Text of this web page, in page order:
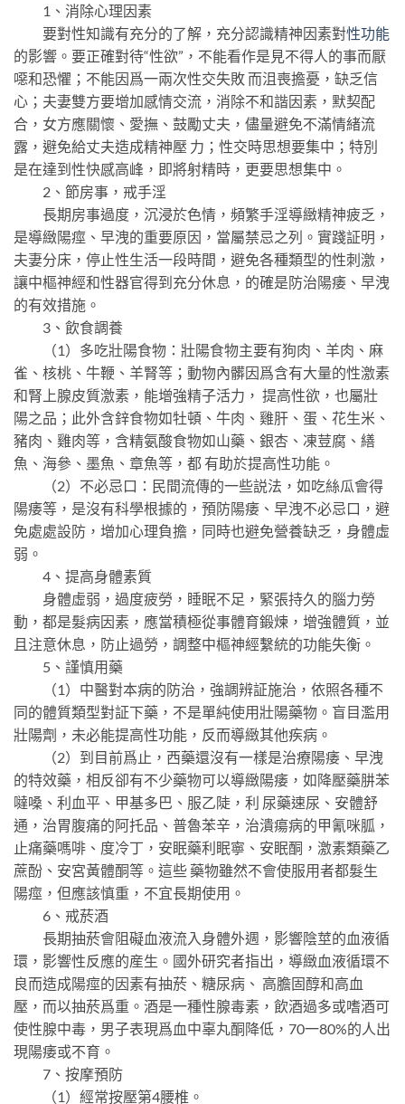
1、消除心理因素
要對性知識有充分的了解，充分認識精神因素對性功能
的影響。要正確對待“性欲”，不能看作是見不得人的事而厭
噁和恐懼；不能因爲一兩次性交失敗 而沮喪擔憂，缺乏信
心；夫妻雙方要增加感情交流，消除不和諧因素，默契配
合，女方應關懷、愛撫、鼓勵丈夫，儘量避免不滿情緒流
露，避免給丈夫造成精神壓 力；性交時思想要集中；特別
是在達到性快感高峰，即將射精時，更要思想集中。
2、節房事，戒手淫
長期房事過度，沉浸於色情，頻繁手淫導緻精神疲乏，
是導緻陽痙、早洩的重要原因，當屬禁忌之列。實踐証明，
夫妻分床，停止性生活一段時間，避免各種類型的性刺激，
讓中樞神經和性器官得到充分休息，的確是防治陽痿、早洩
的有效措施。
3、飲食調養
（1）多吃壯陽食物：壯陽食物主要有狗肉、羊肉、麻
雀、核桃、牛鞭、羊腎等；動物內髒因爲含有大量的性激素
和腎上腺皮質激素，能增強精子活力， 提高性欲，也屬壯
陽之品；此外含鋅食物如牡頓、牛肉、雞肝、蛋、花生米、
豬肉、雞肉等，含精氨酸食物如山藥、銀杏、凍荳腐、繕
魚、海參、墨魚、章魚等，都 有助於提高性功能。
（2）不必忌口：民間流傳的一些説法，如吃絲瓜會得
陽痿等，是沒有科學根據的，預防陽痿、早洩不必忌口，避
免處處設防，增加心理負擔，同時也避免營養缺乏，身體虛
弱。
4、提高身體素質
身體虛弱，過度疲勞，睡眠不足，緊張持久的腦力勞
動，都是髮病因素，應當積極從事體育鍛煉，增強體質，並
且注意休息，防止過勞，調整中樞神經繫統的功能失衡。
5、謹慎用藥
（1）中醫對本病的防治，強調辨証施治，依照各種不
同的體質類型對証下藥，不是單純使用壯陽藥物。盲目濫用
壯陽劑，未必能提高性功能，反而導緻其他疾病。
（2）到目前爲止，西藥還沒有一樣是治療陽痿、早洩
的特效藥，相反卻有不少藥物可以導緻陽痿，如降壓藥肼苯
噠嗓、利血平、甲基多巴、服乙陡，利 尿藥速尿、安體舒
通，治胃腹痛的阿托品、普魯苯辛，治潰瘍病的甲氰咪胍，
止痛藥嗎啡、度冷丁，安眠藥利眠寧、安眠酮，激素類藥乙
蔗酚、安宮黃體酮等。這些 藥物雖然不會使服用者都髮生
陽痙，但應該慎重，不宜長期使用。
6、戒菸酒
長期抽菸會阻礙血液流入身體外週，影響陰莖的血液循
環，影響性反應的産生。國外研究者指出，導緻血液循環不
良而造成陽痙的因素有抽菸、糖尿病、 高膽固醇和高血
壓，而以抽菸爲重。酒是一種性腺毒素，飲酒過多或嗜酒可
使性腺中毒，男子表現爲血中辜丸酮降低，70一80%的人出
現陽痿或不育。
7、按摩預防
（1）經常按壓第4腰椎。